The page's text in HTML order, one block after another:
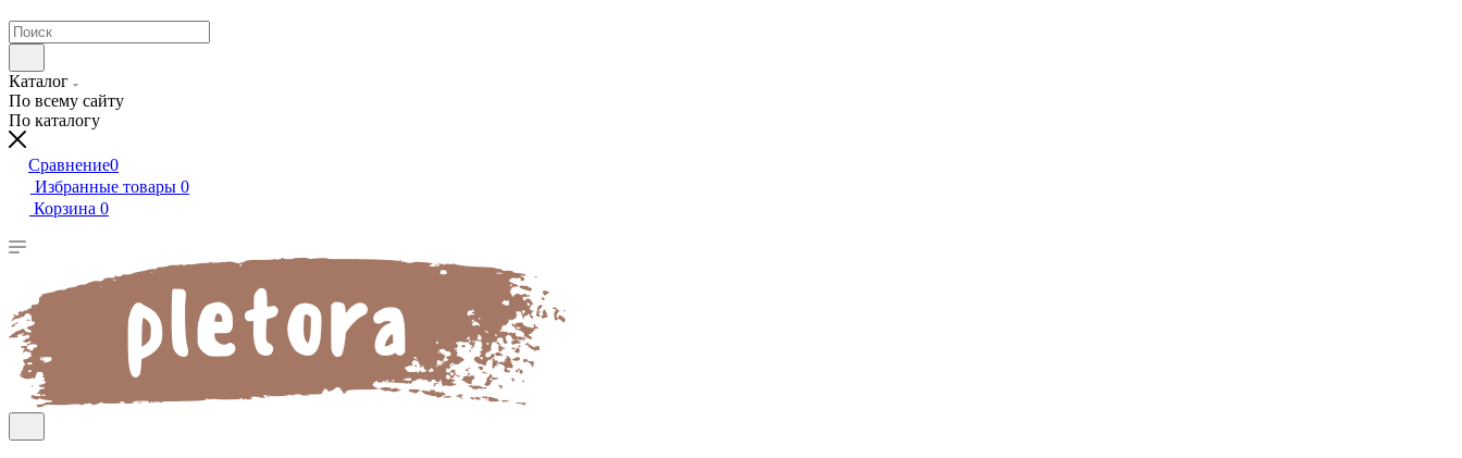
Каталог
По всему сайту
По каталогу
Сравнение0
Избранные товары 0
Корзина 0